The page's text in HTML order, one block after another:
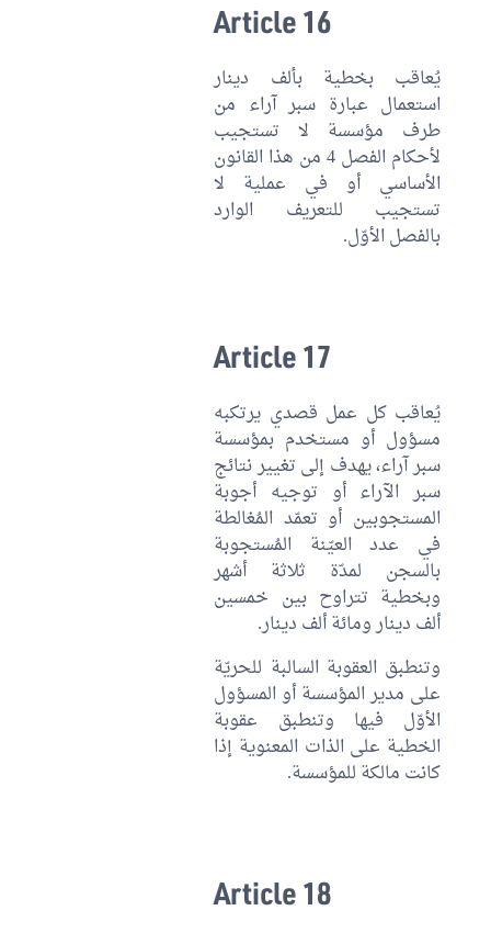
Article 16
يُعاقب بخطية بألف دينار
استعمال عبارة سبر آراء من
طرف مؤسسة لا تستجيب
لأحكام الفصل 4 من هذا القانون
الأساسي أو في عملية لا
تستجيب للتعريف الوارد
بالفصل الأوّل.
Article 17
يُعاقب كل عمل قصدي يرتكبه
مسؤول أو مستخدم بمؤسسة
سبر آراء، يهدف إلى تغيير نتائج
سبر الآراء أو توجيه أجوبة
المستجوبين أو تعمّد المُغالطة
في عدد العيّنة المُستجوبة
بالسجن لمدّة ثلاثة أشهر
وبخطية تتراوح بين خمسين
ألف دينار ومائة ألف دينار.
وتنطبق العقوبة السالبة للحريّة
على مدير المؤسسة أو المسؤول
الأوّل فيها وتنطبق عقوبة
الخطية على الذات المعنوية إذا
كانت مالكة للمؤسسة.
Article 18